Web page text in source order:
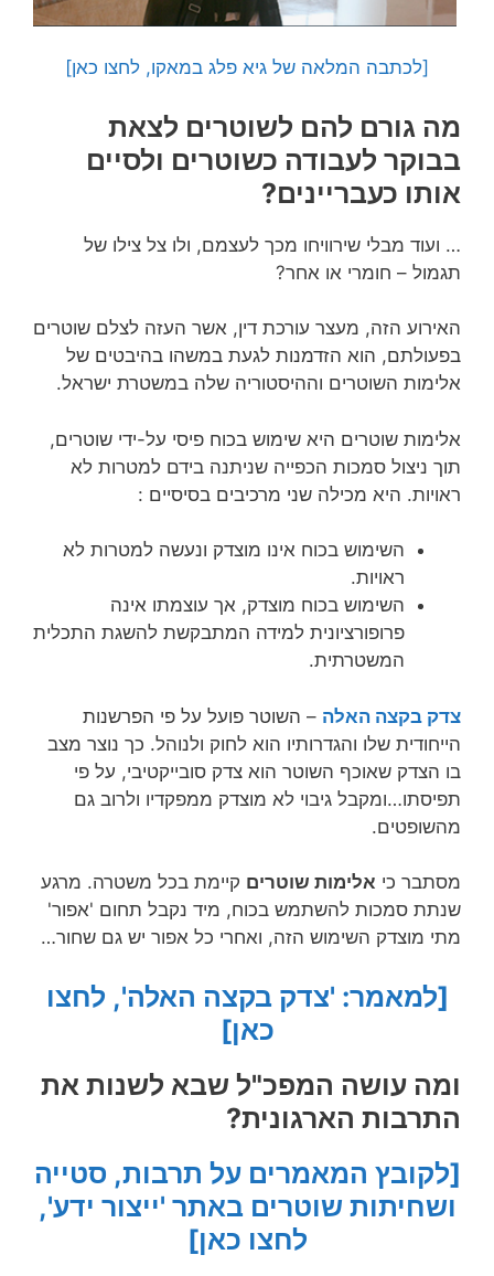
[לכתבה המלאה של גיא פלג במאקו, לחצו כאן]
מה גורם להם לשוטרים לצאת
בבוקר לעבודה כשוטרים ולסיים
אותו כעבריינים?
… ועוד מבלי שירוויחו מכך לעצמם, ולו צל צילו של
תגמול – חומרי או אחר?
האירוע הזה, מעצר עורכת דין, אשר העזה לצלם שוטרים
בפעולתם, הוא הזדמנות לגעת במשהו בהיבטים של
אלימות השוטרים וההיסטוריה שלה במשטרת ישראל.
אלימות שוטרים היא שימוש בכוח פיסי על-ידי שוטרים,
תוך ניצול סמכות הכפייה שניתנה בידם למטרות לא
ראויות. היא מכילה שני מרכיבים בסיסיים :
השימוש בכוח אינו מוצדק ונעשה למטרות לא
ראויות.
השימוש בכוח מוצדק, אך עוצמתו אינה
פרופורציונית למידה המתבקשת להשגת התכלית
המשטרתית.
צדק בקצה האלה – השוטר פועל על פי הפרשנות
הייחודית שלו והגדרותיו הוא לחוק ולנוהל. כך נוצר מצב
בו הצדק שאוכף השוטר הוא צדק סובייקטיבי, על פי
תפיסתו…ומקבל גיבוי לא מוצדק ממפקדיו ולרוב גם
מהשופטים.
מסתבר כי אלימות שוטרים קיימת בכל משטרה. מרגע
שנתת סמכות להשתמש בכוח, מיד נקבל תחום 'אפור'
מתי מוצדק השימוש הזה, ואחרי כל אפור יש גם שחור…
[למאמר: 'צדק בקצה האלה', לחצו
כאן]
ומה עושה המפכ"ל שבא לשנות את
התרבות הארגונית?
[לקובץ המאמרים על תרבות, סטייה
ושחיתות שוטרים באתר 'ייצור ידע',
לחצו כאן]